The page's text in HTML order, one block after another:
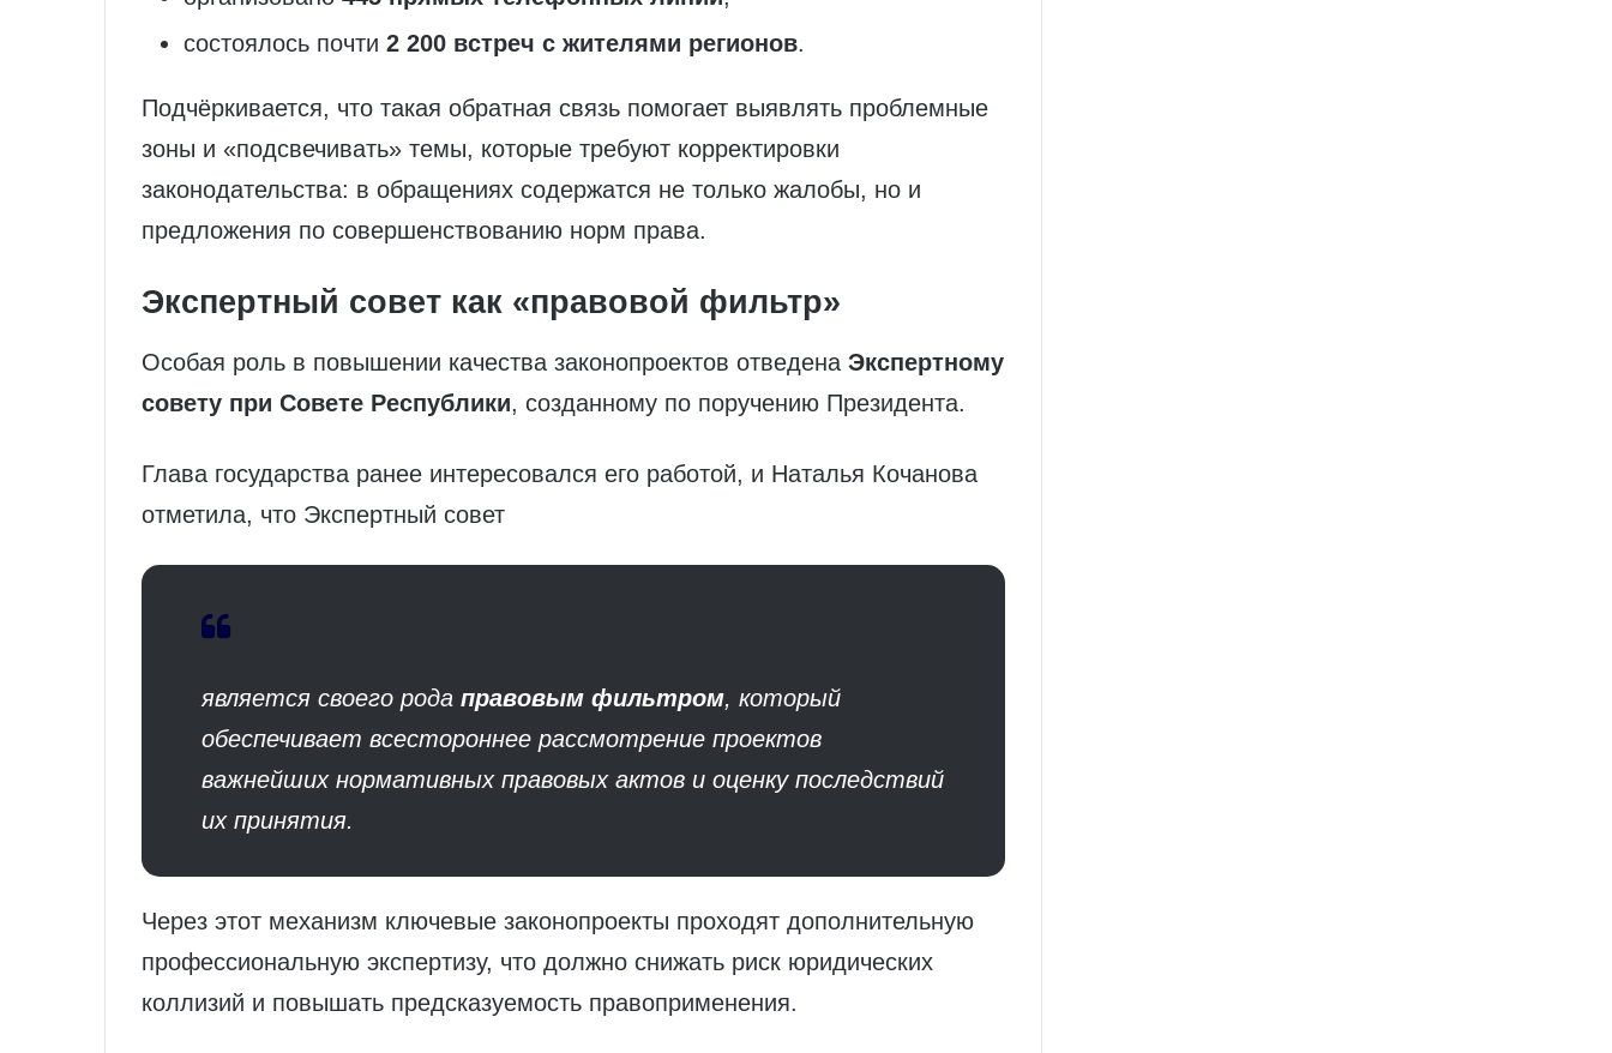
состоялось почти 2 200 встреч с жителями регионов.
Подчёркивается, что такая обратная связь помогает выявлять проблемные
зоны и «подсвечивать» темы, которые требуют корректировки
законодательства: в обращениях содержатся не только жалобы, но и
предложения по совершенствованию норм права.
Экспертный совет как «правовой фильтр»
Особая роль в повышении качества законопроектов отведена Экспертному
совету при Совете Республики, созданному по поручению Президента.
Глава государства ранее интересовался его работой, и Наталья Кочанова
отметила, что Экспертный совет
является своего рода правовым фильтром, который
обеспечивает всестороннее рассмотрение проектов
важнейших нормативных правовых актов и оценку последствий
их принятия.
Через этот механизм ключевые законопроекты проходят дополнительную
профессиональную экспертизу, что должно снижать риск юридических
коллизий и повышать предсказуемость правоприменения.